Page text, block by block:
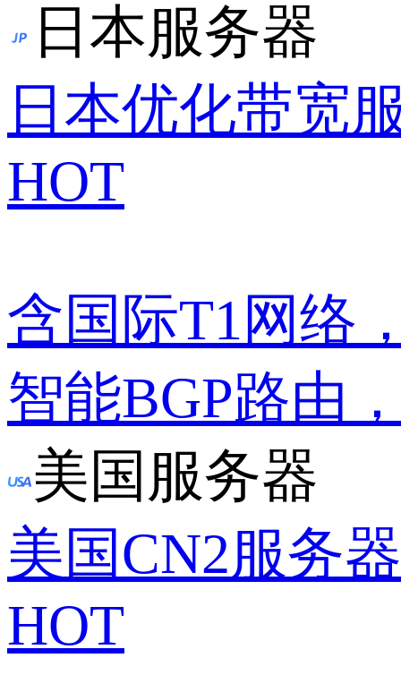
日本服务器
日本优化带宽
HOT
含国际T1网络
智能BGP路由
美国服务器
美国CN2服务器
HOT